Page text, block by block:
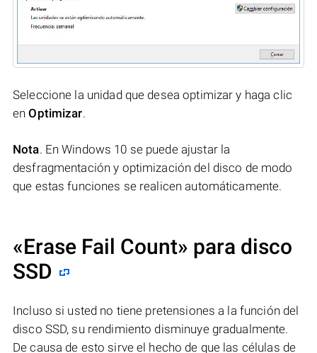
Seleccione la unidad que desea optimizar y haga clic
enOptimizar.
Nota. En Windows 10 se puede ajustar la
desfragmentación y optimización del disco de modo
que estas funciones se realicen automáticamente.
«Erase Fail Count» para disco
SSD
Incluso si usted no tiene pretensiones a la función del
disco SSD, su rendimiento disminuye gradualmente.
De causa de esto sirve el hecho de que las células de